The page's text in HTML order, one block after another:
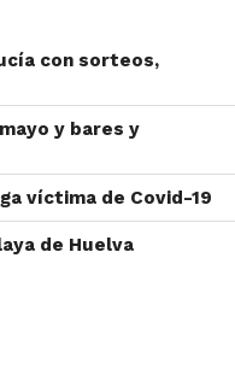
con sorteos,
y bares y
víctima de Covid-19
de Huelva